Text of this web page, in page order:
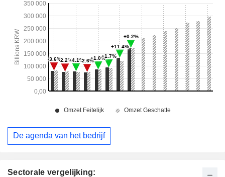
Sectorale vergelijking:
De agenda van het bedrijf